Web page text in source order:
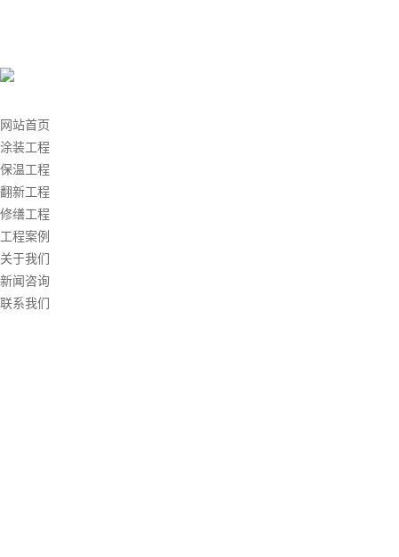
网站首页
涂装工程
保温工程
翻新工程
修缮工程
工程案例
关于我们
新闻咨询
联系我们